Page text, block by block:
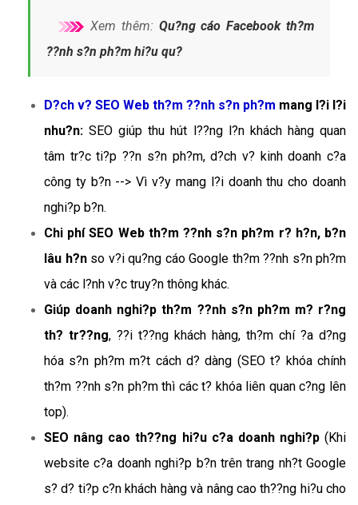
Xem thêm: Qu?ng cáo Facebook th?m
??nh s?n ph?m hi?u qu?
D?ch v? SEO Web th?m ??nh s?n ph?m mang l?i l?i
nhu?n: SEO giúp thu hút l??ng l?n khách hàng quan
tâm tr?c ti?p ??n s?n ph?m, d?ch v? kinh doanh c?a
công ty b?n --> Vì v?y mang l?i doanh thu cho doanh
nghi?p b?n.
Chi phí SEO Web th?m ??nh s?n ph?m r? h?n, b?n
lâu h?nso v?i qu?ng cáo Google th?m ??nh s?n ph?m
và các l?nh v?c truy?n thông khác.
Giúp doanh nghi?p th?m ??nh s?n ph?m m? r?ng
th? tr??ng, ??i t??ng khách hàng, th?m chí ?a d?ng
hóa s?n ph?m m?t cách d? dàng (SEO t? khóa chính
th?m ??nh s?n ph?m thì các t? khóa liên quan c?ng lên
top).
SEO nâng cao th??ng hi?u c?a doanh nghi?p(Khi
website c?a doanh nghi?p b?n trên trang nh?t Google
s? d? ti?p c?n khách hàng và nâng cao th??ng hi?u cho